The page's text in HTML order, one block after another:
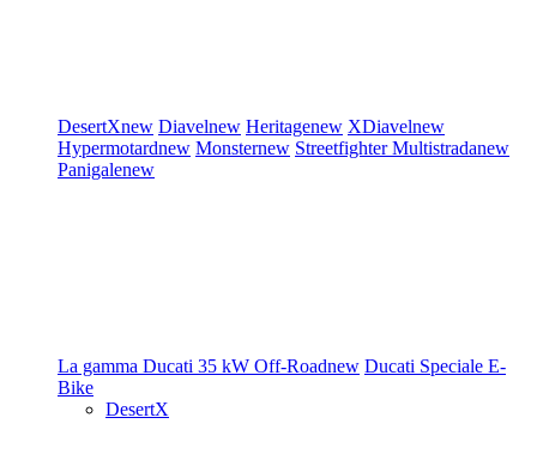
DesertXnew Diavelnew Heritagenew XDiavelnew
Hypermotardnew Monsternew StreetfighterMultistradanew
Panigalenew
La gamma Ducati 35 kW Off-Roadnew Ducati Speciale E-
Bike
DesertX